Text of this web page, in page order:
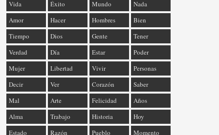
Vida Éxito Mundo
Nada
Amor
Hacer Hombres
Bien
Tiempo
Dios Gente
Tener
Verdad
Día Estar
Poder
Mujer
Libertad Vivir
Personas
Decir
Ver Corazón
Saber
Mal
Arte Felicidad
Años
Alma
Trabajo Historia
Hoy
Estado
Razón Pueblo Momento